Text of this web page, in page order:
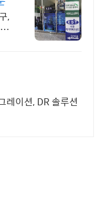
,
레이션, DR 솔루션